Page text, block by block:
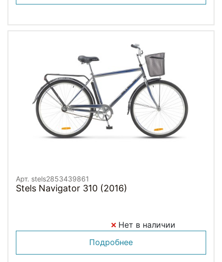
Арт. stels2853439861
Stels Navigator 310 (2016)
Нет в наличии
Подробнее